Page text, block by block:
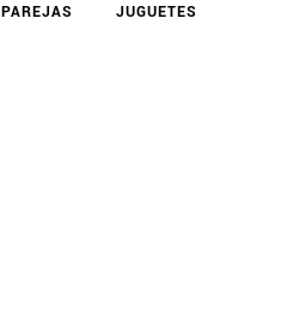
PAREJAS JUGUETES